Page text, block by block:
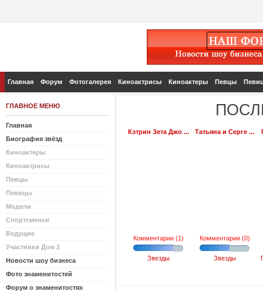
Главная Форум Фотогалерея Киноактрисы Киноактеры Певцы
ГЛАВНОЕ МЕНЮ
Главная
Биография звёзд
Киноактеры
Киноактрисы
Певцы
Певицы
Модели
Спортсменки
Ведущие
Участники Дом 2
Новости шоу бизнеса
Фото знаменитостей
Форум о знаменитостях
Кэтрин Зета Джо ...
Комментарии (1)
Звезды
Татьяна и Серге ...
Комментарии (0)
Звезды